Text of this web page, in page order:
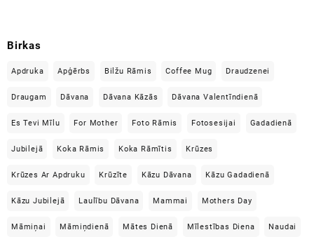
Birkas
Apdruka Apģērbs Bilžu Rāmis Coffee Mug Draudzenei
Draugam Dāvana Dāvana Kāzās Dāvana Valentīndienā
Es Tevi Mīlu For Mother Foto Rāmis Fotosesijai Gadadienā
Jubilejā Koka Rāmis Koka Rāmītis Krūzes
Krūzes Ar Apdruku Krūzīte Kāzu Dāvana Kāzu Gadadienā
Kāzu Jubilejā Laulību Dāvana Mammai Mothers Day
Māmiņai Māmiņdienā Mātes Dienā Mīlestības Diena Naudai